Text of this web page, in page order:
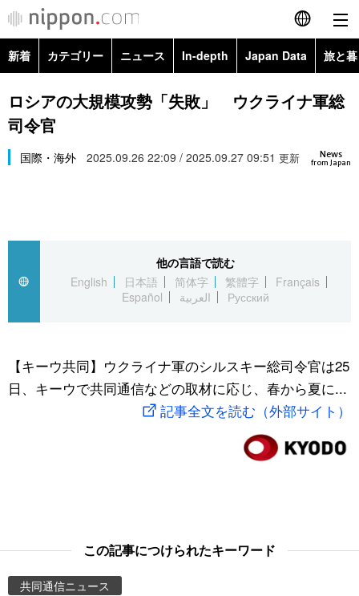
English
简体字
Русский
カテゴリー
経済・ビジネス
国際
文化
トップ
アーカイブ
In-depth
Japan Data
動画/Live
新着 カテゴリー ニュース In-depth Japan Data 旅と
政治・外交
経済・ビジネス
スポーツ・東京2020
Topics
ロシアの大規模攻勢「失敗」 ウクライナ軍総
司令官
News
from Japan
国際・海外 2025.09.26 22:09 / 2025.09.27 09:51 更新
他の言語で読む
English
日本語 简体字 繁體字
Français
Español
العربية Русский
【キーウ共同】ウクライナ軍のシルスキー総司令官は25
日、キーウで共同通信などの取材に応じ、春から夏に...
記事全文を読む（外部サイト）
この記事につけられたキーワード
共同通信ニュース